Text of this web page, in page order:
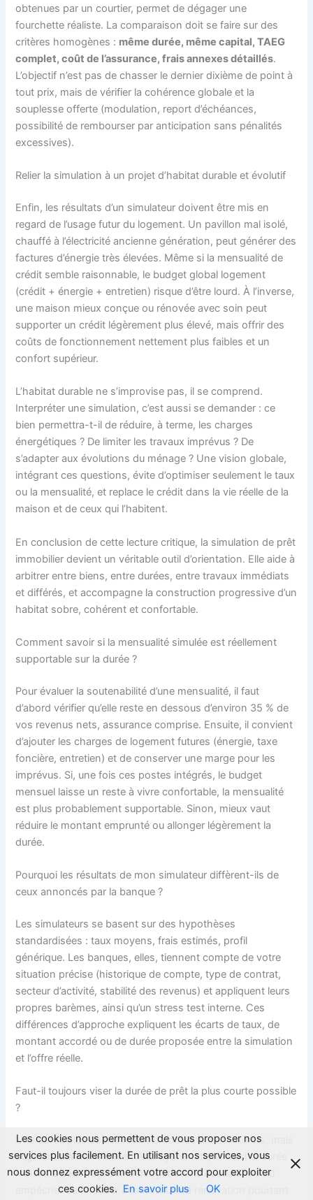
obtenues par un courtier, permet de dégager une
fourchette réaliste. La comparaison doit se faire sur des
critères homogènes : même durée, même capital, TAEG
complet, coût de l’assurance, frais annexes détaillés.
L’objectif n’est pas de chasser le dernier dixième de point à
tout prix, mais de vérifier la cohérence globale et la
souplesse offerte (modulation, report d’échéances,
possibilité de rembourser par anticipation sans pénalités
excessives).
Relier la simulation à un projet d’habitat durable et évolutif
Enfin, les résultats d’un simulateur doivent être mis en
regard de l’usage futur du logement. Un pavillon mal isolé,
chauffé à l’électricité ancienne génération, peut générer des
factures d’énergie très élevées. Même si la mensualité de
crédit semble raisonnable, le budget global logement
(crédit + énergie + entretien) risque d’être lourd. À l’inverse,
une maison mieux conçue ou rénovée avec soin peut
supporter un crédit légèrement plus élevé, mais offrir des
coûts de fonctionnement nettement plus faibles et un
confort supérieur.
L’habitat durable ne s’improvise pas, il se comprend.
Interpréter une simulation, c’est aussi se demander : ce
bien permettra-t-il de réduire, à terme, les charges
énergétiques ? De limiter les travaux imprévus ? De
s’adapter aux évolutions du ménage ? Une vision globale,
intégrant ces questions, évite d’optimiser seulement le taux
ou la mensualité, et replace le crédit dans la vie réelle de la
maison et de ceux qui l’habitent.
En conclusion de cette lecture critique, la simulation de prêt
immobilier devient un véritable outil d’orientation. Elle aide à
arbitrer entre biens, entre durées, entre travaux immédiats
et différés, et accompagne la construction progressive d’un
habitat sobre, cohérent et confortable.
Comment savoir si la mensualité simulée est réellement
supportable sur la durée ?
Pour évaluer la soutenabilité d’une mensualité, il faut
d’abord vérifier qu’elle reste en dessous d’environ 35 % de
vos revenus nets, assurance comprise. Ensuite, il convient
d’ajouter les charges de logement futures (énergie, taxe
foncière, entretien) et de conserver une marge pour les
imprévus. Si, une fois ces postes intégrés, le budget
mensuel laisse un reste à vivre confortable, la mensualité
est plus probablement supportable. Sinon, mieux vaut
réduire le montant emprunté ou allonger légèrement la
durée.
Pourquoi les résultats de mon simulateur diffèrent-ils de
ceux annoncés par la banque ?
Les simulateurs se basent sur des hypothèses
standardisées : taux moyens, frais estimés, profil
générique. Les banques, elles, tiennent compte de votre
situation précise (historique de compte, type de contrat,
secteur d’activité, stabilité des revenus) et appliquent leurs
propres barèmes, ainsi qu’un stress test interne. Ces
différences d’approche expliquent les écarts de taux, de
montant accordé ou de durée proposée entre la simulation
et l’offre réelle.
Faut-il toujours viser la durée de prêt la plus courte possible
?
Une durée plus courte réduit le coût total des intérêts, mais
augmente la mensualité. Viser systématiquement la durée
minimale peut fragiliser le budget de vie quotidienne ou
empêcher de financer des travaux de rénovation pourtant
Les cookies nous permettent de vous proposer nos
services plus facilement. En utilisant nos services, vous
nous donnez expressément votre accord pour exploiter
ces cookies. En savoir plus OK